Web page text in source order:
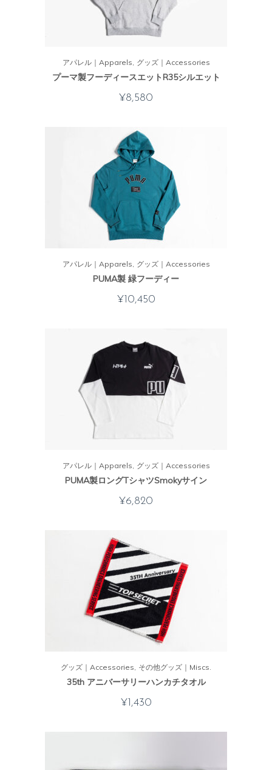
アパレル｜Apparels グッズ｜Accessories
プーマ製フーディースエットR35シルエット
¥8,580
アパレル｜Apparels グッズ｜Accessories
PUMA製 緑フーディー
¥10,450
アパレル｜Apparels グッズ｜Accessories
PUMA製ロングTシャツSmokyサイン
¥6,820
グッズ｜Accessories その他グッズ｜Miscs.
35th アニバーサリーハンカチタオル
¥1,430